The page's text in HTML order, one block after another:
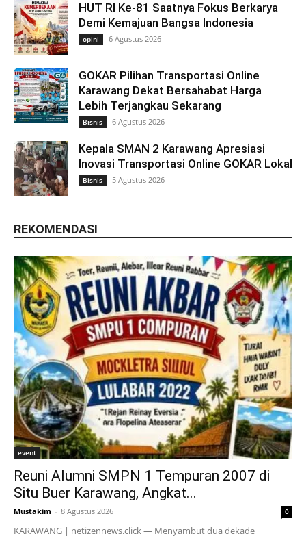
HUT RI Ke-81 Saatnya Fokus Berkarya
Demi Kemajuan Bangsa Indonesia
opini 6 Agustus 2026
GOKAR Pilihan Transportasi Online
Karawang Dekat Bersahabat Harga
Lebih Terjangkau Sekarang
Bisnis 6 Agustus 2026
Kepala SMAN 2 Karawang Apresiasi
Inovasi Transportasi Online GOKAR Lokal
Bisnis 5 Agustus 2026
REKOMENDASI
event
Reuni Alumni SMPN 1 Tempuran 2007 di
Situ Buer Karawang, Angkat...
Mustakim - 8 Agustus 2026 0
KARAWANG | netizennews.click — Menyambut dua dekade